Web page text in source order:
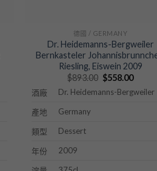
德國 / GERMANY
Dr. Heidemanns-Bergweiler
Bernkasteler
Riesling, Eiswein 2009
$893.00 Original
price
was:
$558.00
is:
酒廠 Dr. Heidemanns-Bergweiler
產地 Germany
類型 Dessert
年份 2009